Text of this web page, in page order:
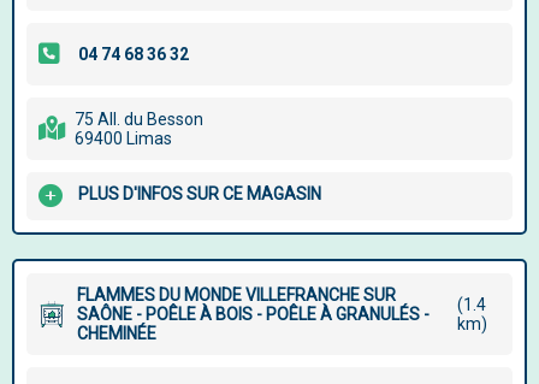
75 All. du Besson
69400 Limas
PLUS D'INFOS SUR CE MAGASIN
FLAMMES DU MONDE VILLEFRANCHE SUR
SAÔNE - POÊLE À BOIS - POÊLE À GRANULÉS -
CHEMINÉE
(1.4
km)